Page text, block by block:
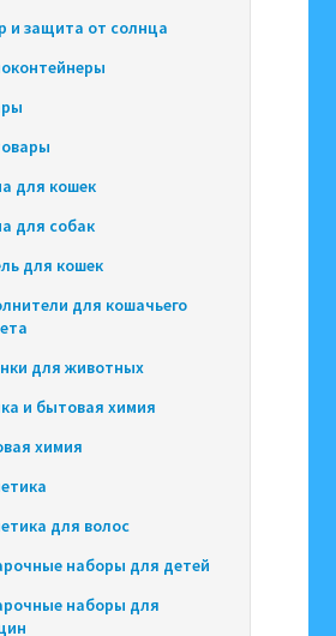
и защита от солнца
для кошек
для собак
для кошек
для кошачьего
для животных
и бытовая химия
химия
для волос
наборы для детей
наборы для